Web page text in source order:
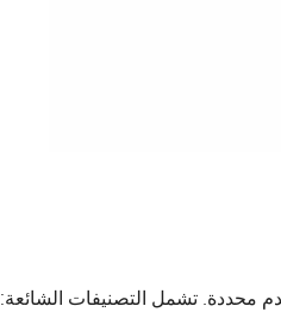
محددة. تشمل التصنيفات الشائعة: